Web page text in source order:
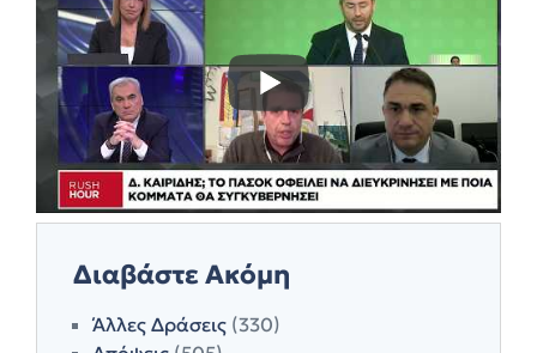
Διαβάστε Ακόμη
Άλλες Δράσεις (330)